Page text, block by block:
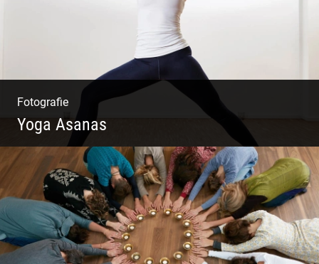
Fotografie
Yoga Asanas
Virabhadrasana II oder Krieger II – Anleitung
für den Blog